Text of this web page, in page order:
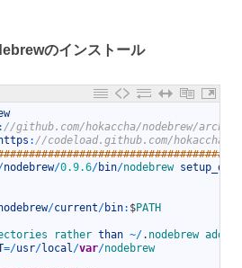
のインストール
: //github.com/hokaccha/nodebrew/
https : //codeload.github.com/hokaccha/
nodebrew/0.9.6/bin/nodebrew setup_dirs
/current/bin: $PATH
rather than ~/. nodebrew add
=/usr/local/var/nodebrew